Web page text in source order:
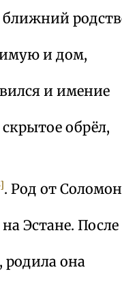
ближний
и дом,
и имение
обрёл,
. Род от
Эстане.
она